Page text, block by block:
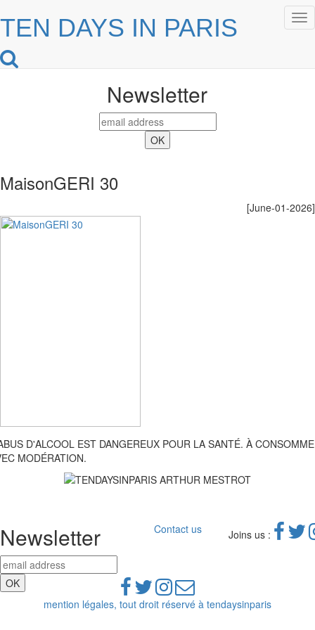
TEN DAYS IN PARIS
Newsletter
MaisonGERI 30
[June-01-2026]
D'ALCOOL EST DANGEREUX POUR LA SANTÉ. À
MODÉRATION.
Newsletter Contact us Joins us :
mention légales, tout droit réservé à tendaysinparis